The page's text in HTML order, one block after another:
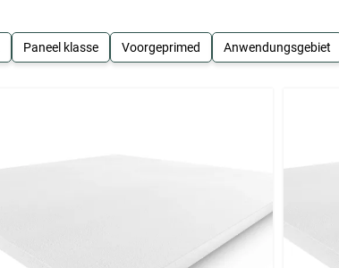
Paneel klasse Voorgeprimed Anwendungsgebiet